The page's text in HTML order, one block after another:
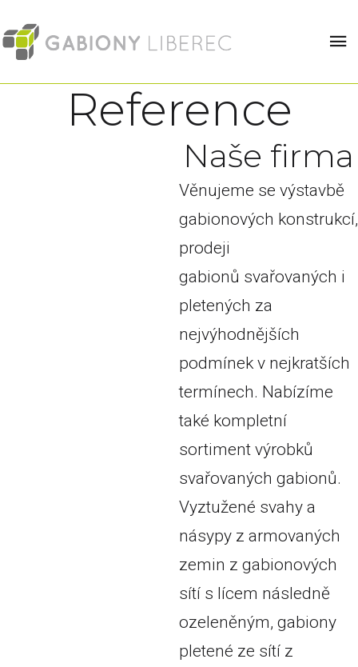
Reference
Naše firma
Věnujeme se výstavbě
gabionových konstrukcí,
prodeji
gabionů svařovaných i
pletených za
nejvýhodnějších
podmínek v nejkratších
termínech. Nabízíme
také kompletní
sortiment výrobků
svařovaných gabionů.
Vyztužené svahy a
násypy z armovaných
zemin z gabionových
sítí s lícem následně
ozeleněným, gabiony
pletené ze sítí z